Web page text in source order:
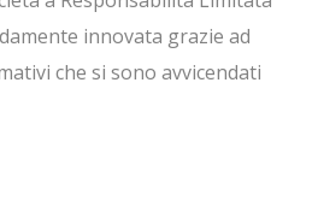
innovata grazie ad
che si sono avvicendati